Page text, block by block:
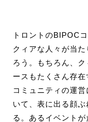
トロントのBIPOC
クィアな人々が当
ろう。もちろん、
ースもたくさん存
コミュニティの運
いて、表に出る顔
る。あるイベント